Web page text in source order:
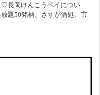
長岡けんこうペイについ
題50銘柄、さすが酒処、市